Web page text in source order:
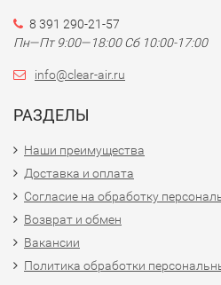
8 391 290-21-57
Пн—Пт 9:00—18:00 Сб 10:00-17:00
info@clear-air.ru
РАЗДЕЛЫ
Наши преимущества
Доставка и оплата
Согласие на обработку
Возврат и обмен
Вакансии
Политика обработки